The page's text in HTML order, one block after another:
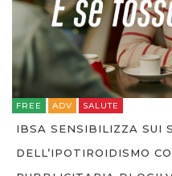
FREE ADV SALUTE
IBSA SENSIBILIZZA SUI
DELL’IPOTIROIDISMO